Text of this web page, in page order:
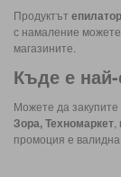
Продуктът епилатор
с намаление можете
магазините.
Къде е
Можете да закупите
Зора, Техномаркет
промоция е валидна